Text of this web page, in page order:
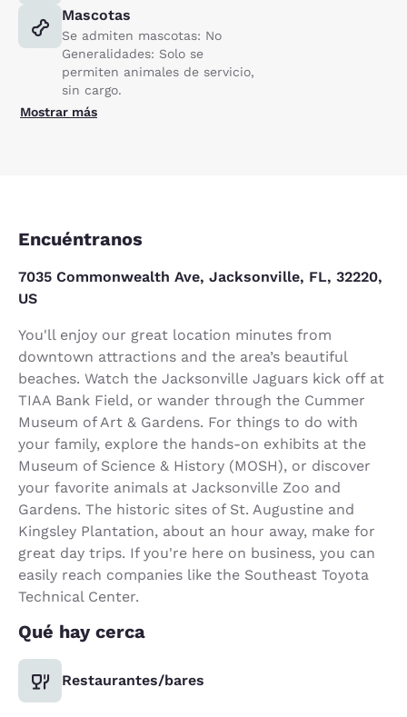
Mascotas
Se admiten mascotas: No
Generalidades: Solo se
permiten animales de servicio,
sin cargo.
Mostrar más
Encuéntranos
7035 Commonwealth Ave, Jacksonville, FL, 32220,
US
You'll enjoy our great location minutes from
downtown attractions and the area’s beautiful
beaches. Watch the Jacksonville Jaguars kick off at
TIAA Bank Field, or wander through the Cummer
Museum of Art & Gardens. For things to do with
your family, explore the hands-on exhibits at the
Museum of Science & History (MOSH), or discover
your favorite animals at Jacksonville Zoo and
Gardens. The historic sites of St. Augustine and
Kingsley Plantation, about an hour away, make for
great day trips. If you're here on business, you can
easily reach companies like the Southeast Toyota
Technical Center.
Qué hay cerca
Restaurantes/bares